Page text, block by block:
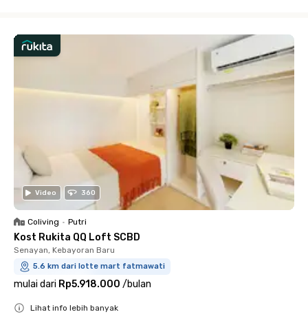
Video 360
Coliving • Putri
Kost Rukita QQ Loft SCBD
Senayan, Kebayoran Baru
5.6 km dari lotte mart fatmawati
mulai dari Rp5.918.000 /bulan
Lihat info lebih banyak